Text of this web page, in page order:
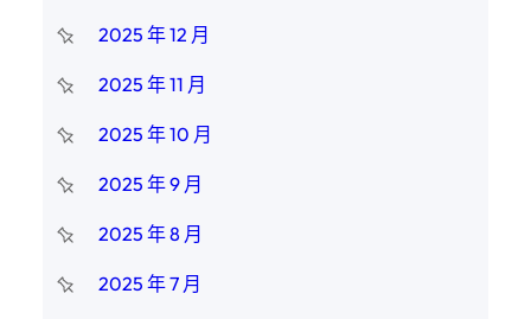
2025 年 12 月
2025 年 11 月
2025 年 10 月
2025 年 9 月
2025 年 8 月
2025 年 7 月